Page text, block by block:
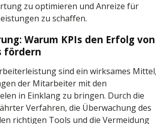
zu optimieren und Anreize für
zu schaffen.
Warum KPIs den Erfolg von
fördern
sind ein wirksames
der Mitarbeiter mit den
in Einklang zu bringen. Durch die
Verfahren, die Überwachung des
richtigen Tools und die Vermeidung